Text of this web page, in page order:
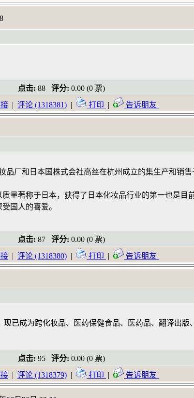
点击: 88 评分: 0.00 (0 票)
| 评论 (1318381) | 打印 | 告诉朋友
品厂和日本国株式会社高丝在杭州成立的集生产和销
著称于日本，获得了日本化妆品行业的第一也是目
国人的喜爱。
点击: 87 评分: 0.00 (0 票)
| 评论 (1318380) | 打印 | 告诉朋友
已成为跨化妆品、医药保健食品、医药品、翻译出
点击: 95 评分: 0.00 (0 票)
| 评论 (1318379) | 打印 | 告诉朋友